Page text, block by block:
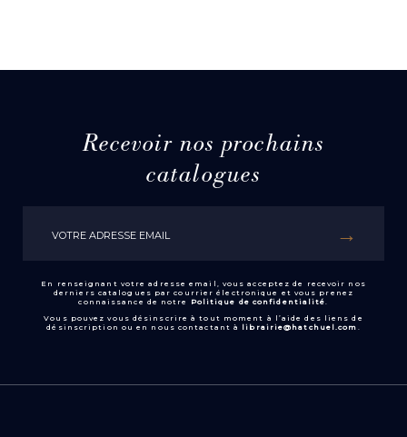
Recevoir nos prochains
catalogues
En renseignant votre adresse email, vous acceptez de recevoir nos
derniers catalogues par courrier électronique et vous prenez
connaissance de notre
Politique de confidentialité.
Vous pouvez vous désinscrire à tout moment à l’aide des liens de
désinscription ou en nous contactant à librairie@hatchuel.com .